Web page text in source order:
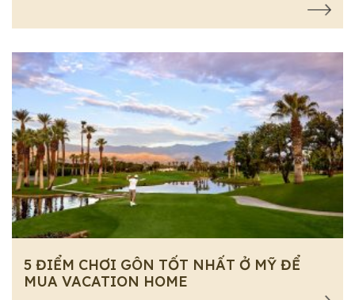
5 ĐIỂM CHƠI GÔN TỐT NHẤT Ở MỸ ĐỂ
MUA VACATION HOME